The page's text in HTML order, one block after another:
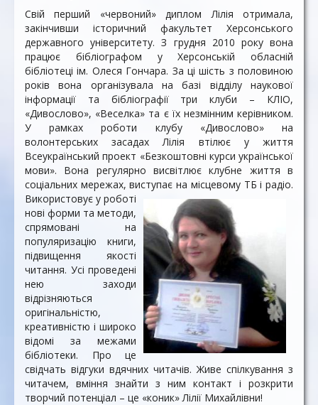
Свій перший «червоний» диплом Лілія отримала,
закінчивши історичний факультет Херсонського
державного університету. З грудня 2010 року вона
працює бібліографом у Херсонській обласній
бібліотеці ім. Олеся Гончара. За ці шість з половиною
років вона організувала на базі відділу наукової
інформації та бібліографії три клуби – КЛІО,
«Дивослово», «Веселка» та є їх незмінним керівником.
У рамках роботи клубу «Дивослово» на
волонтерських засадах Лілія втілює у життя
Всеукраїнський проект «Безкоштовні курси української
мови». Вона регулярно висвітлює клубне життя в
соціальних мережах, виступає на місцевому ТБ і радіо.
Використовує у роботі
нові форми та методи,
спрямовані на
популяризацію книги,
підвищення якості
читання. Усі проведені
нею заходи
відрізняються
оригінальністю,
креативністю і широко
відомі за межами
бібліотеки. Про це
свідчать відгуки вдячних читачів. Живе спілкування з
читачем, вміння знайти з ним контакт і розкрити
творчий потенціал – це «коник» Лілії Михайлівни!